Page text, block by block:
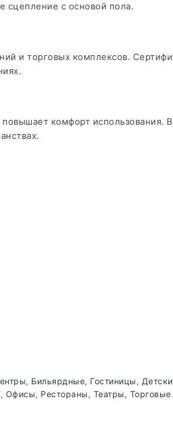
сцепление с основой пола.
и торговых комплексов.
комфорт использования.
, Бильярдные, Гостиницы,
, Офисы, Рестораны, Театры,